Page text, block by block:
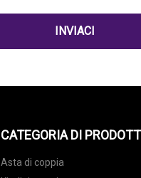
INVIACI
CATEGORIA DI
Asta di coppia